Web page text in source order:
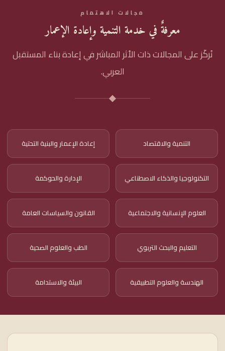
مجالات الاهتمام
معرفةٌ في خدمة التنمية وإعادة الإعمار
نُركّز على المجالات ذات الأثر المباشر في إعادة بناء المستقبل
العربي.
التنمية والاقتصاد إعادة الإعمار والبنية التحتية
التكنولوجيا والذكاء الاصطناعي الإدارة والحوكمة
العلوم الإنسانية والاجتماعية القانون والسياسات العامة
التعليم والبحث التربوي الطب والعلوم الصحية
الهندسة والعلوم التطبيقية البيئة والاستدامة